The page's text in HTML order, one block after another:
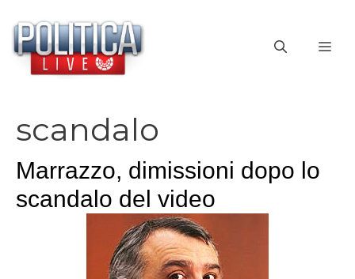
contenuto
scandalo
Marrazzo, dimissioni dopo lo
scandalo del video